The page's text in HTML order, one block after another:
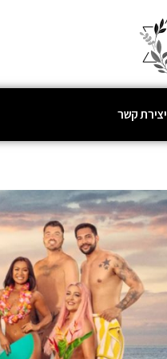
יצירת קשר